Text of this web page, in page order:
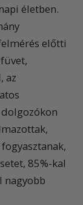
életben.
előtti
az
85%-kal
nagyobb